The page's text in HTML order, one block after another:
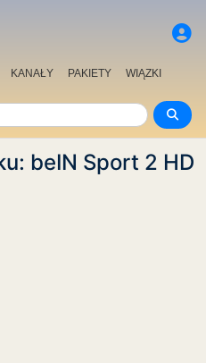
KANAŁY PAKIETY
WIĄZKI
beIN Sport 2 HD